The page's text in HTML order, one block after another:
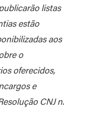
listas
estão
aos
o
oferecidos,
e
CNJ n.